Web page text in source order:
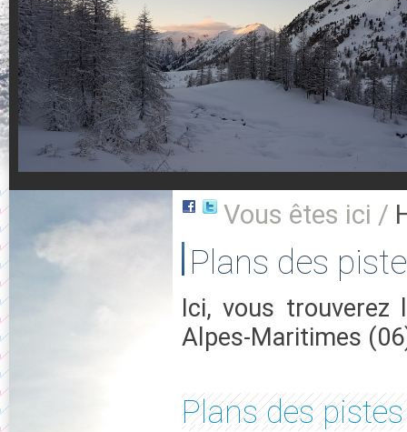
Aujourd'hui : T° Min :°CT° Max :°C |
Suivez en direct l'actualité des stations
Vous êtes ici /
Plans des
Ici, vous
Alpes-Maritimes
Plans des